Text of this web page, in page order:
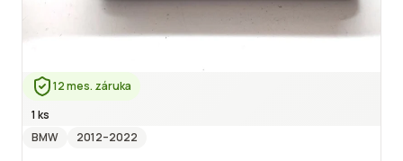
12 mes. záruka
1 ks
BMW
2012–2022